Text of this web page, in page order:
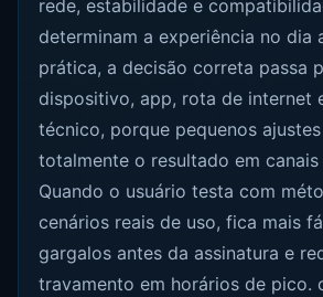
rede, estabilidade e
determinam a experiência no dia
prática, a decisão correta passa
dispositivo, app, rota de internet
técnico, porque pequenos
totalmente o resultado em canais
Quando o usuário testa com
cenários reais de uso, fica mais
gargalos antes da assinatura e
travamento em horários de pico.